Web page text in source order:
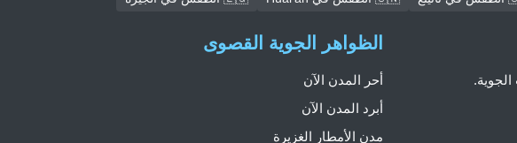
الظواهر الجوية القصوى
أحر المدن الآن
أبرد المدن الآن
مدن الأمطار الغزيرة